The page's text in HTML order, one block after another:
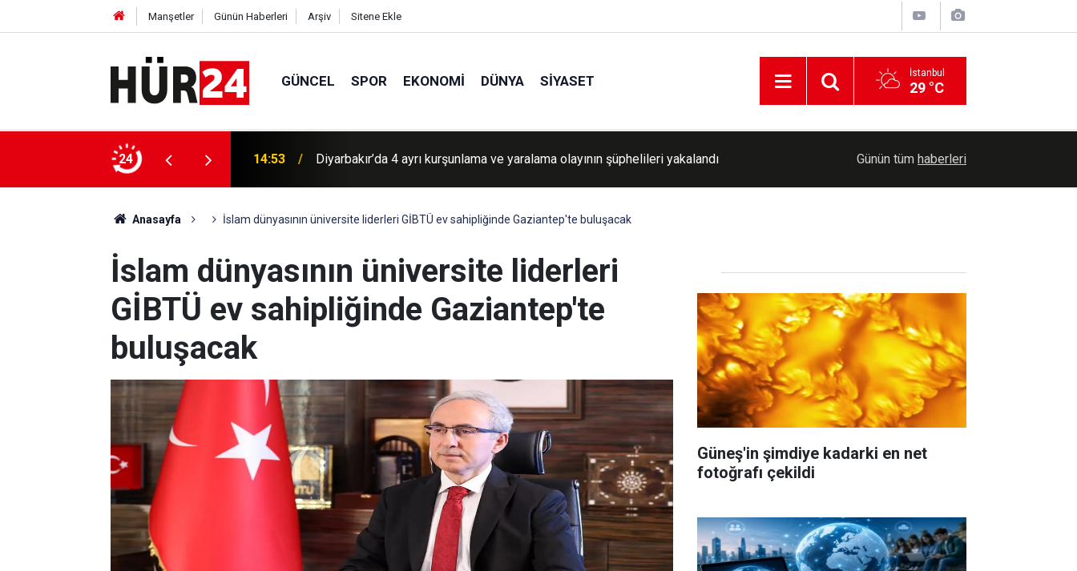
Manşetler Günün Haberleri Arşiv Sitene Ekle
GÜNCEL SPOR EKONOMI DÜNYA SIYASET İstanbul
29 °C
24 14:50
yoğunlaşıyor
KOSGEB’den yeşil dönüşüm odaklı
Günün tüm haberleri
Anasayfa İslam dünyasının üniversite liderleri GİBTÜ ev sahipliğinde Gaziantep'te buluşacak
İslam dünyasının üniversite liderleri
GİBTÜ ev sahipliğinde Gaziantep'te
buluşacak
Güneş'in şimdiye kadarki en net
fotoğrafı çekildi